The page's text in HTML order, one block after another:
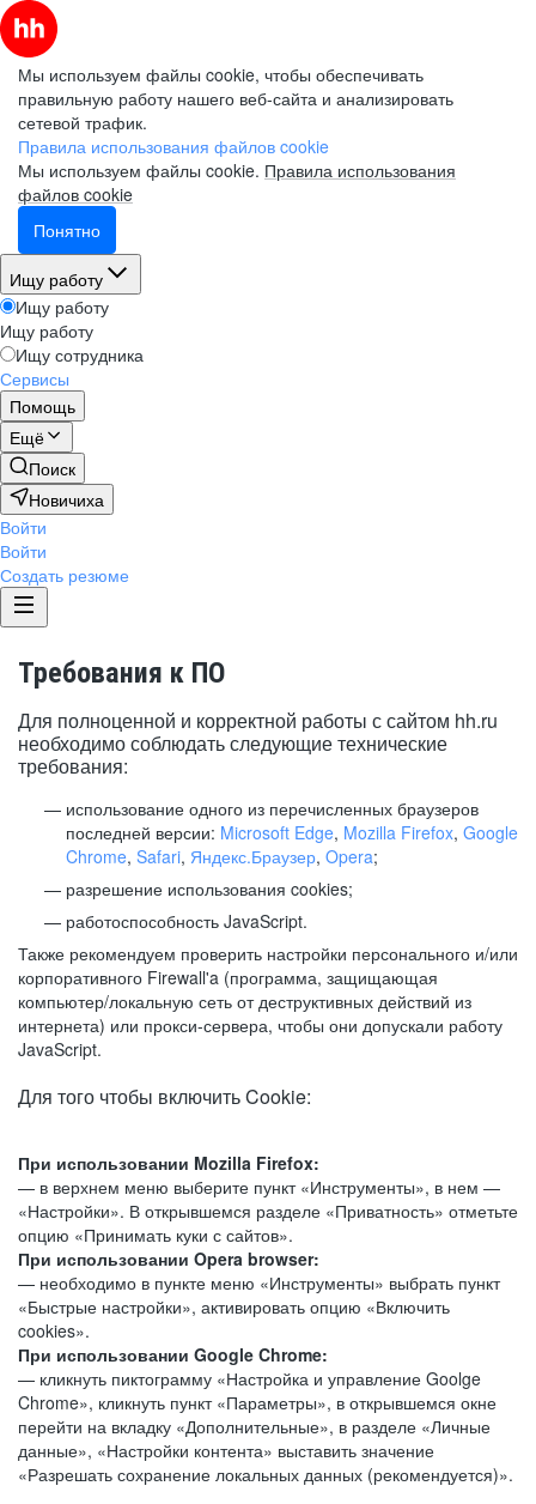
Мы используем файлы cookie, чтобы обеспечивать
правильную работу нашего веб-сайта и анализировать
сетевой трафик.
Правила использования файлов cookie
Мы используем файлы cookie. Правила использования
файлов cookie
Понятно
Ищу работу
Ищу работу
Ищу работу
Ищу сотрудника
Сервисы
Помощь
Ещё
Поиск
Новичиха
Войти
Войти
Создать резюме
Требования к ПО
Для полноценной и корректной работы с сайтом hh.ru
необходимо соблюдать следующие технические
требования:
использование одного из перечисленных браузеров
последней версии: Microsoft Edge, Mozilla Firefox, Google
Chrome, Safari, Яндекс.Браузер, Opera;
разрешение использования cookies;
работоспособность JavaScript.
Также рекомендуем проверить настройки персонального и/или
корпоративного Firewall'a (программа, защищающая
компьютер/локальную сеть от деструктивных действий из
интернета) или прокси-сервера, чтобы они допускали работу
JavaScript.
Для того чтобы включить Cookie:
При использовании Mozilla Firefox:
— в верхнем меню выберите пункт «Инструменты», в нем —
«Настройки». В открывшемся разделе «Приватность» отметьте
опцию «Принимать куки с сайтов».
При использовании Opera browser:
— необходимо в пункте меню «Инструменты» выбрать пункт
«Быстрые настройки», активировать опцию «Включить
cookies».
При использовании Google Chrome:
— кликнуть пиктограмму «Настройка и управление Goolge
Chrome», кликнуть пункт «Параметры», в открывшемся окне
перейти на вкладку «Дополнительные», в разделе «Личные
данные», «Настройки контента» выставить значение
«Разрешать сохранение локальных данных (рекомендуется)».